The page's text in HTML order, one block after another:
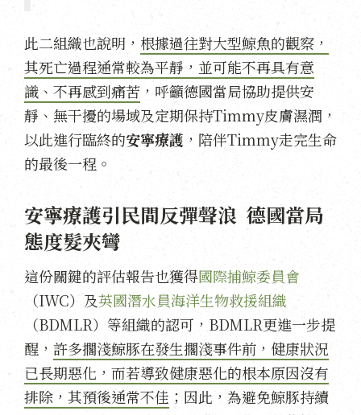
此二組織也說明， 根據過往對大型鯨魚的觀察，
其死亡過程通常較為平靜，並可能不再具有意
識、不再感到痛苦 ，呼籲德國當局協助提供安
靜、無干擾的場域及定期保持Timmy皮膚濕潤，
以此進行臨終的安寧療護 ，陪伴Timmy走完生命
的最後一程。
安寧療護引民間反彈聲浪 德國當局
態度髮夾彎
這份關鍵的評估報告也獲得國際捕鯨委員會
（IWC）及英國潛水員海洋生物救援組織
（BDMLR）等組織的認可，BDMLR更進一步提
醒， 許多擱淺鯨豚在發生擱淺事件前，健康狀況
已長期惡化，而若導致健康惡化的根本原因沒有
排除，其預後通常不佳 ；因此，為避免鯨豚持續